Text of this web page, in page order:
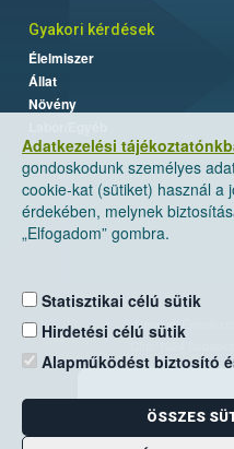
Adatkezelési
gondoskodunk személyes
cookie-kat (sütiket) használ a
érdekében, melynek
„Elfogadom” gombra.
Statisztikai célú sütik
Hirdetési célú sütik
Alapműködést biztosító
ÖSSZES
Gyakori kérdések
Élelmiszer
Állat
Növény
Nemzeti
Levelezési cím:
E-mail: